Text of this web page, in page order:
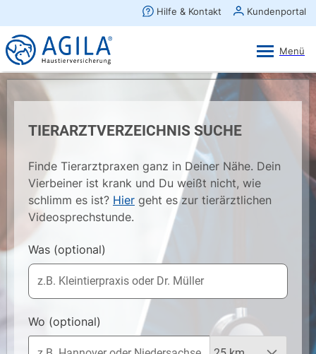
TIERARZTVERZEICHNIS SUCHE
Finde Tierarztpraxen ganz in Deiner Nähe. Dein
Vierbeiner ist krank und Du weißt nicht, wie
schlimm es ist? Hier geht es zur tierärztlichen
Videosprechstunde.
Was (optional)
Wo (optional)
×
AGILA Kunden-App
Gratis - Im Play Store laden
Ansehen